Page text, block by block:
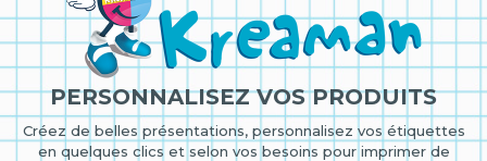
PERSONNALISEZ VOS PRODUITS
Créez de belles présentations, personnalisez vos étiquettes
en quelques clics et selon vos besoins pour imprimer de